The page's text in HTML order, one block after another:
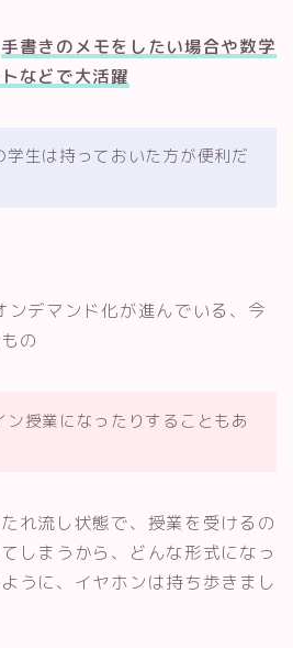
手書きのメモをしたい場合や数学
などで大活躍
学生は持っておいた方が便利だ
デマンド化が進んでいる、今
の
ン授業になったりすることもあ
れ流し状態で、授業を受けるの
しまうから、どんな形式になっ
うに、イヤホンは持ち歩きまし